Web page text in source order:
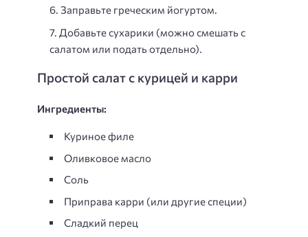
Заправьте греческим йогуртом.
Добавьте сухарики (можно смешать с
салатом или подать отдельно).
Простой салат с курицей и карри
Ингредиенты:
Куриное филе
Оливковое масло
Соль
Приправа карри (или другие специи)
Сладкий перец